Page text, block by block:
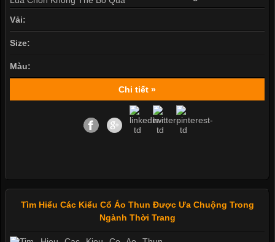
Vải:
Size:
Màu:
Chi tiết »
Tìm Hiểu Các Kiểu Cổ Áo Thun Được Ưa Chuộng Trong
Ngành Thời Trang